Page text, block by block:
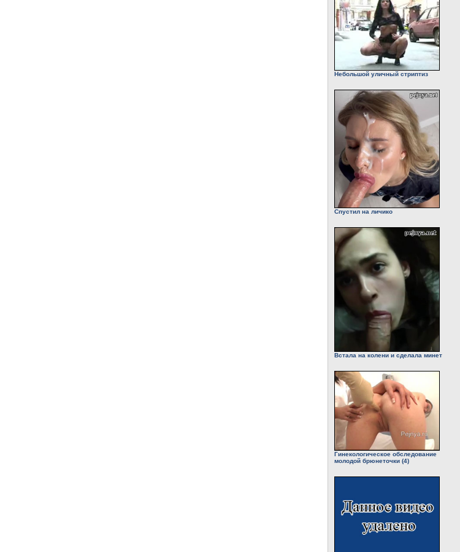
Небольшой уличный стриптиз
Спустил на личико
Встала на колени и сделала минет
Гинекологическое обследование
молодой брюнеточки (4)